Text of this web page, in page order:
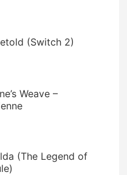
(Switch 2)
Weave –
(The Legend of